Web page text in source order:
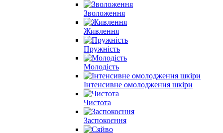
Зволоження
Живлення
Пружність
Молодість
Інтенсивне омолодження шкіри
Чистота
Заспокоєння